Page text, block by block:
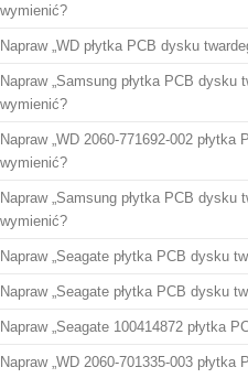
wymienić?
Napraw „WD płytka PCB dysku
Napraw „Samsung płytka PCB dysku
wymienić?
Napraw „WD 2060-771692-002
wymienić?
Napraw „Samsung płytka PCB dysku
wymienić?
Napraw „Seagate płytka PCB dysku
Napraw „Seagate płytka PCB dysku
Napraw „Seagate 100414872 płytka
Napraw „WD 2060-701335-003